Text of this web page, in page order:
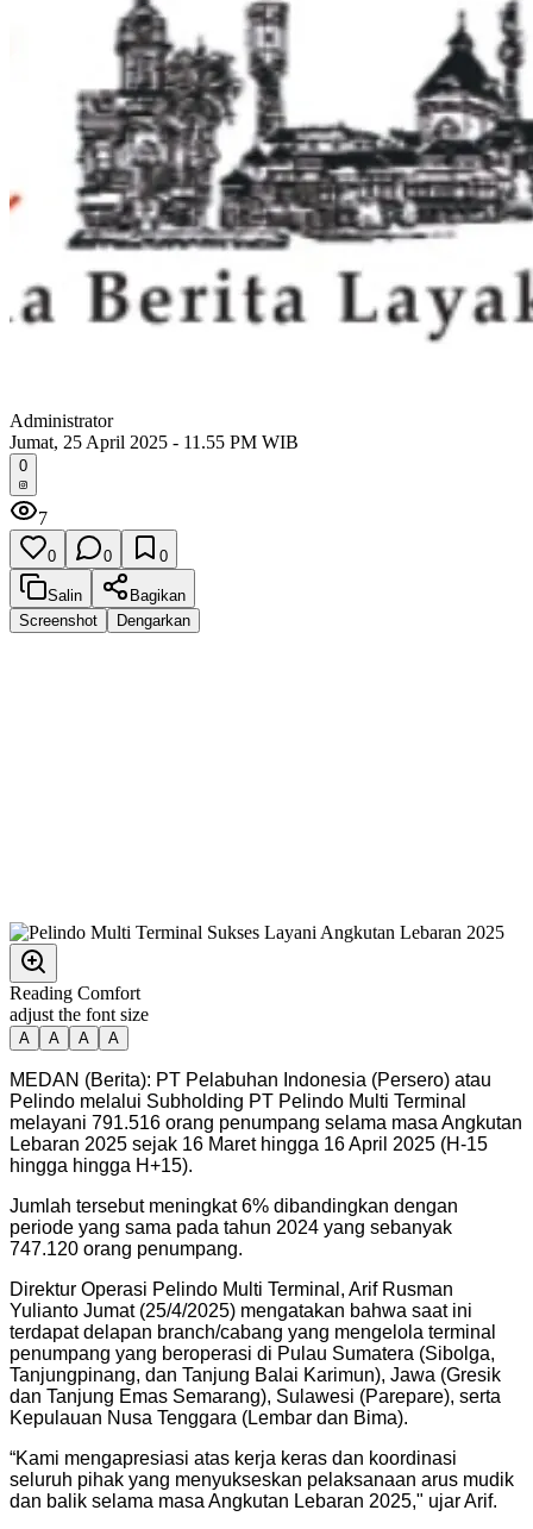
Administrator
Jumat, 25 April 2025 - 11.55 PM WIB
0
7
0 0 0
Salin
Bagikan
Screenshot
Dengarkan
Reading Comfort
adjust the font size
A A A A
MEDAN (Berita): PT Pelabuhan Indonesia (Persero) atau
Pelindo melalui Subholding PT Pelindo Multi Terminal
melayani 791.516 orang penumpang selama masa Angkutan
Lebaran 2025 sejak 16 Maret hingga 16 April 2025 (H-15
hingga hingga H+15).
Jumlah tersebut meningkat 6% dibandingkan dengan
periode yang sama pada tahun 2024 yang sebanyak
747.120 orang penumpang.
Direktur Operasi Pelindo Multi Terminal, Arif Rusman
Yulianto Jumat (25/4/2025) mengatakan bahwa saat ini
terdapat delapan branch/cabang yang mengelola terminal
penumpang yang beroperasi di Pulau Sumatera (Sibolga,
Tanjungpinang, dan Tanjung Balai Karimun), Jawa (Gresik
dan Tanjung Emas Semarang), Sulawesi (Parepare), serta
Kepulauan Nusa Tenggara (Lembar dan Bima).
“Kami mengapresiasi atas kerja keras dan koordinasi
seluruh pihak yang menyukseskan pelaksanaan arus mudik
dan balik selama masa Angkutan Lebaran 2025," ujar Arif.